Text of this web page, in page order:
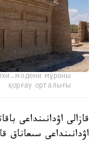
мәдени мұраны
қорғау орталығы
قازالى اۋدانىنداعى
اۋدانىنداعى سىعاناق